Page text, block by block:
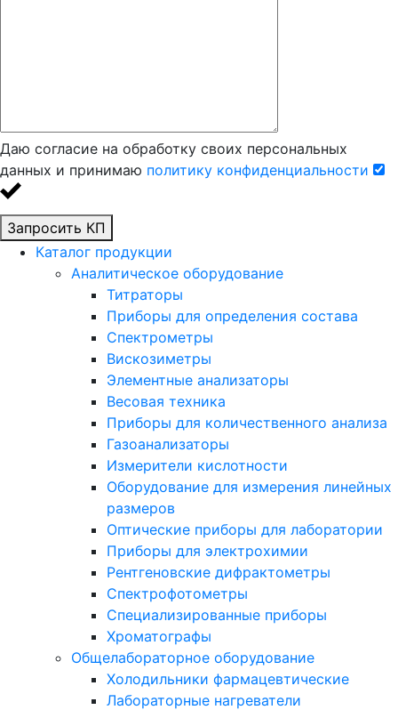
Даю согласие на обработку своих персональных
данных и принимаю политику конфиденциальности
Запросить КП
Каталог продукции
Аналитическое оборудование
Титраторы
Приборы для определения состава
Спектрометры
Вискозиметры
Элементные анализаторы
Весовая техника
Приборы для количественного анализа
Газоанализаторы
Измерители кислотности
Оборудование для измерения линейных
размеров
Оптические приборы для лаборатории
Приборы для электрохимии
Рентгеновские дифрактометры
Спектрофотометры
Специализированные приборы
Хроматографы
Общелабораторное оборудование
Холодильники фармацевтические
Лабораторные нагреватели